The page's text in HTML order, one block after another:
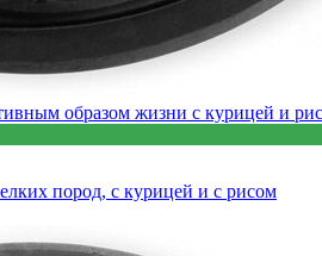
пород, с курицей и с рисом